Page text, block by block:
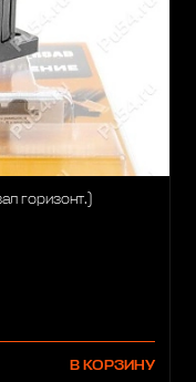
горизонт.)
В КОРЗИНУ